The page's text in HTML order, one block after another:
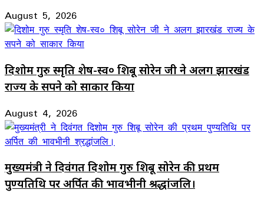
August 5, 2026
दिशोम गुरु स्मृति शेष-स्व० शिबू सोरेन जी ने अलग झारखंड
राज्य के सपने को साकार किया
August 4, 2026
मुख्यमंत्री ने दिवंगत दिशोम गुरु शिबू सोरेन की प्रथम
पुण्यतिथि पर अर्पित की भावभीनी श्रद्धांजलि।